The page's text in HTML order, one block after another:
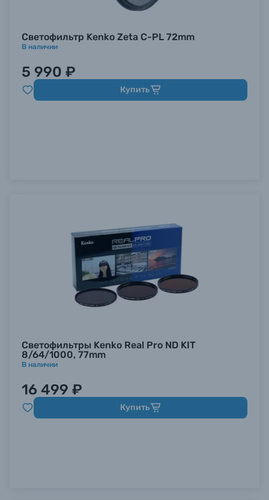
Светофильтр Kenko Zeta C-PL 72mm
В наличии
5 990 ₽
Купить
Светофильтры Kenko Real Pro ND KIT
8/64/1000, 77mm
В наличии
16 499 ₽
Купить